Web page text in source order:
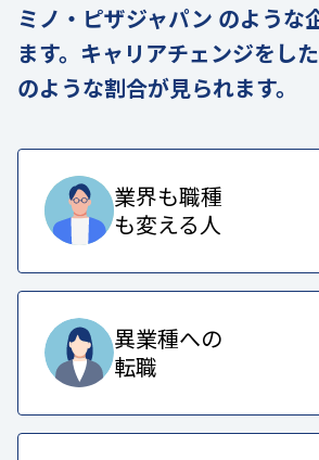
ミノ・ピザジャパン のような
ます。キャリアチェンジをし
のような割合が見られます。
業界も職種
も変える人
異業種への
転職